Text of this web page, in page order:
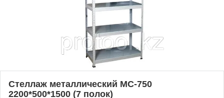
Стеллаж металлический МС-750
2200*500*1500 (7 полок)